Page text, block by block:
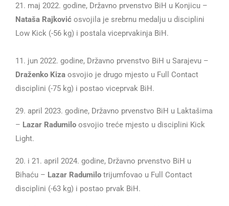
21. maj 2022. godine, Državno prvenstvo BiH u Konjicu –
Nataša Rajković osvojila je srebrnu medalju u disciplini
Low Kick (-56 kg) i postala viceprvakinja BiH.
11. jun 2022. godine, Državno prvenstvo BiH u Sarajevu –
Draženko Kiza osvojio je drugo mjesto u Full Contact
disciplini (-75 kg) i postao viceprvak BiH.
29. april 2023. godine, Državno prvenstvo BiH u Laktašima
– Lazar Radumilo osvojio treće mjesto u disciplini Kick
Light.
20. i 21. april 2024. godine, Državno prvenstvo BiH u
Bihaću – Lazar Radumilo trijumfovao u Full Contact
disciplini (-63 kg) i postao prvak BiH.